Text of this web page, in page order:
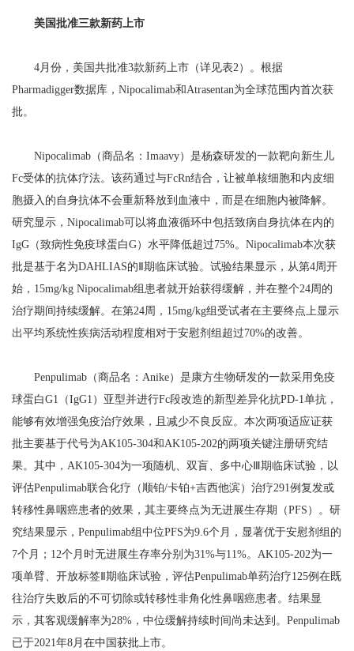
美国批准三款新药上市
4月份，美国共批准3款新药上市（详见表2）。根据
Pharmadigger数据库，Nipocalimab和Atrasentan为全球范围内首次获
批。
Nipocalimab（商品名：Imaavy）是杨森研发的一款靶向新生儿
Fc受体的抗体疗法。该药通过与FcRn结合，让被单核细胞和内皮细
胞摄入的自身抗体不会重新释放到血液中，而是在细胞内被降解。
研究显示，Nipocalimab可以将血液循环中包括致病自身抗体在内的
IgG（致病性免疫球蛋白G）水平降低超过75%。Nipocalimab本次获
批是基于名为DAHLIAS的Ⅱ期临床试验。试验结果显示，从第4周开
始，15mg/kg Nipocalimab组患者就开始获得缓解，并在整个24周的
治疗期间持续缓解。在第24周，15mg/kg组受试者在主要终点上显示
出平均系统性疾病活动程度相对于安慰剂组超过70%的改善。
Penpulimab（商品名：Anike）是康方生物研发的一款采用免疫
球蛋白G1（IgG1）亚型并进行Fc段改造的新型差异化抗PD-1单抗，
能够有效增强免疫治疗效果，且减少不良反应。本次两项适应证获
批主要基于代号为AK105-304和AK105-202的两项关键注册研究结
果。其中，AK105-304为一项随机、双盲、多中心Ⅲ期临床试验，以
评估Penpulimab联合化疗（顺铂/卡铂+吉西他滨）治疗291例复发或
转移性鼻咽癌患者的效果，其主要终点为无进展生存期（PFS）。研
究结果显示，Penpulimab组中位PFS为9.6个月，显著优于安慰剂组的
7个月；12个月时无进展生存率分别为31%与11%。AK105-202为一
项单臂、开放标签Ⅱ期临床试验，评估Penpulimab单药治疗125例在既
往治疗失败后的不可切除或转移性非角化性鼻咽癌患者。结果显
示，其客观缓解率为28%，中位缓解持续时间尚未达到。Penpulimab
已于2021年8月在中国获批上市。